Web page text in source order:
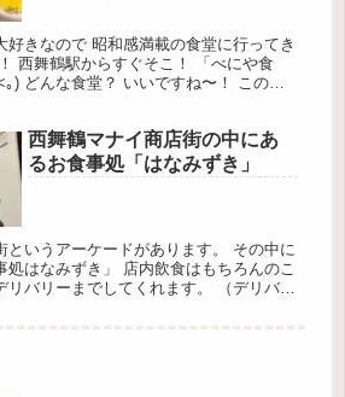
好きなので 昭和感満載の食堂に行ってき
西舞鶴駅からすぐそこ！ 「べにや食
) どんな食堂？ いいですね〜！ この感
西舞鶴マナイ商店街の中にあ
るお食事処「はなみずき」
というアーケードがあります。 その中に
処はなみずき」 店内飲食はもちろんのこ
リバリーまでしてくれます。 （デリバリ